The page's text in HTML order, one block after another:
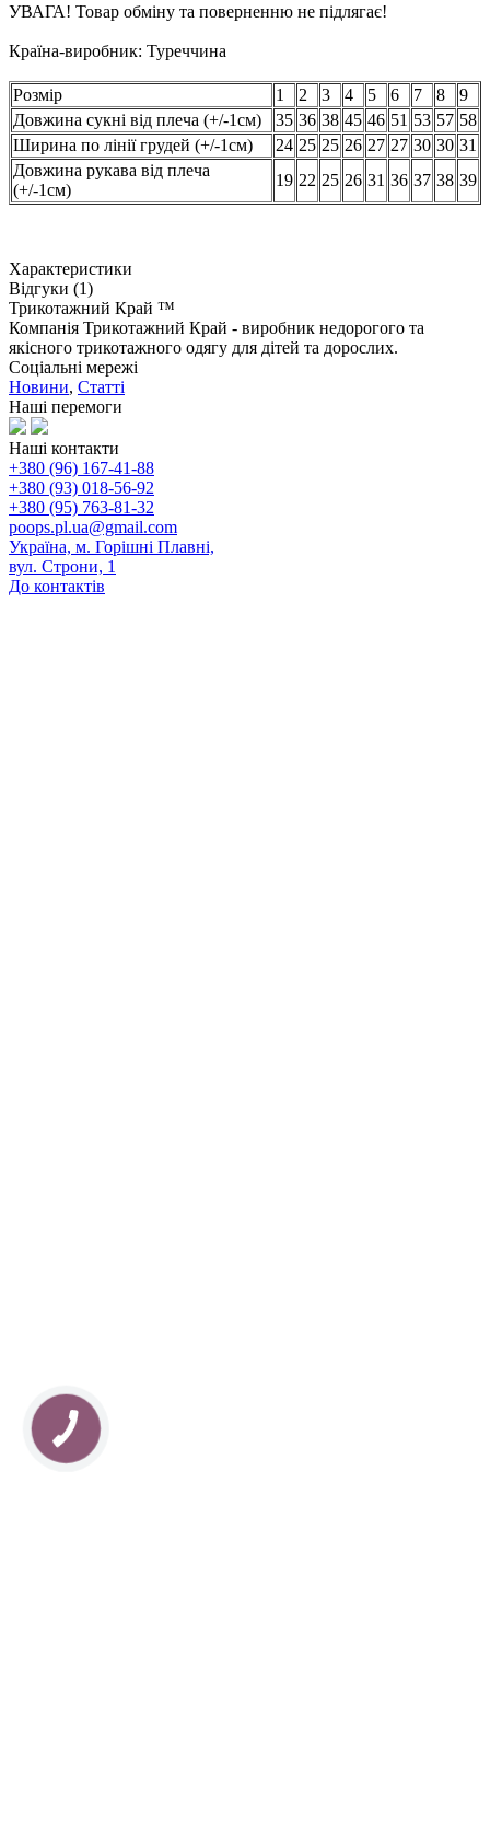
УВАГА! Товар обміну та поверненню не підлягає!
Країна-виробник: Туреччина
Розмір 1 2 3 4 5 6 7 8
9
Довжина сукні від плеча (+/-1см)
35 36 38 45 46 51 53 57 58
Ширина по лінії грудей (+/-1см)
24 25 25 26 27 27 30 30 31
Довжина рукава від плеча
(+/-1см)
19 22 25 26 31 36 37 38 39
Характеристики
Відгуки (1)
Трикотажний Край ™
Компанія Трикотажний Край - виробник недорогого та
якісного трикотажного одягу для дітей та дорослих.
Соціальні мережі
Новини, Статті
Наші перемоги
Наші контакти
+380 (96) 167-41-88
+380 (93) 018-56-92
+380 (95) 763-81-32
poops.pl.ua@gmail.com
Україна, м. Горішні Плавні,
вул. Строни, 1
До контактів